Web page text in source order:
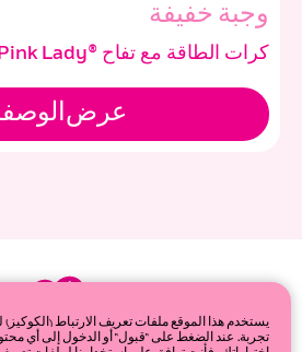
وجبة خفيفة
كرات الطاقة مع تفاح ®Pink Lady والقرفة
عرض
يستخدم هذا الموقع ملفات تعريف الارتباط
تجربة. عند الضغط على "قبول" أو الدخول إلى أي